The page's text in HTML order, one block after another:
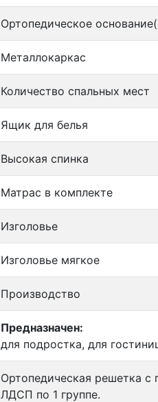
Ортопедическое
Металлокаркас
Количество спальных мест
Ящик для белья
Высокая спинка
Матрас в комплекте
Изголовье
Изголовье мягкое
Производство
Предназначен:
для подростка, для
Ортопедическая решетка
ЛДСП по 1 группе.